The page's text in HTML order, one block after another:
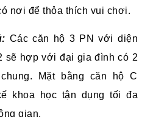
nơi để thỏa thích vui chơi.
Các căn hộ 3 PN với diện
sẽ hợp với đại gia đình có 2
Mặt bằng căn hộ C
khoa học tận dụng tối đa
gian.